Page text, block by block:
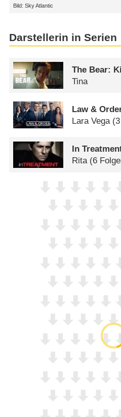
Bild: Sky Atlantic
Darstellerin in Serien
The Bear:
Tina
Law &
Lara Vega
In
Rita (6